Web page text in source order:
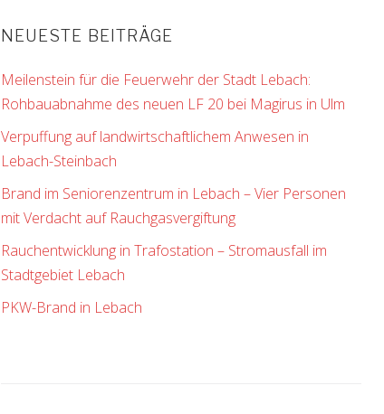
NEUESTE BEITRÄGE
Meilenstein für die Feuerwehr der Stadt Lebach:
Rohbauabnahme des neuen LF 20 bei Magirus in Ulm
Verpuffung auf landwirtschaftlichem Anwesen in
Lebach-Steinbach
Brand im Seniorenzentrum in Lebach – Vier Personen
mit Verdacht auf Rauchgasvergiftung
Rauchentwicklung in Trafostation – Stromausfall im
Stadtgebiet Lebach
PKW-Brand in Lebach